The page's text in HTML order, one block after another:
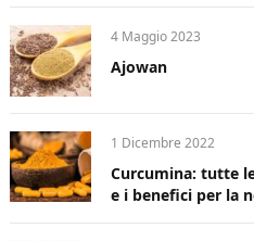
4 Maggio 2023
Ajowan
1 Dicembre 2022
Curcumina: tutte
e i benefici per la